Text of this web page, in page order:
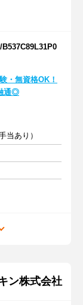
・無資格OK！
通◎
当あり）
ン株式会社